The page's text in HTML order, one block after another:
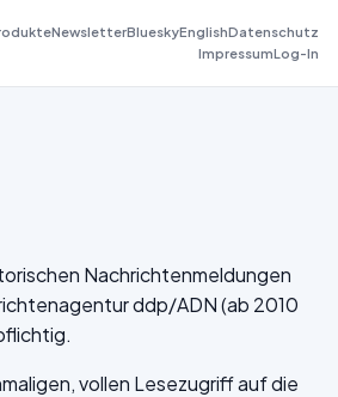
NewsletterBlueskyEnglishDatenschutz
ImpressumLog-In
Nachrichtenmeldungen
ddp/ADN (ab 2010
vollen Lesezugriff auf die